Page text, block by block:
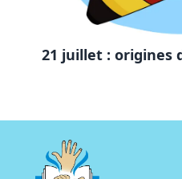
21 juillet : origines